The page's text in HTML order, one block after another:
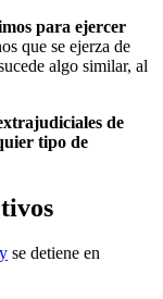
para ejercer
que se ejerza de
algo similar, al
de
tipo de
se detiene en